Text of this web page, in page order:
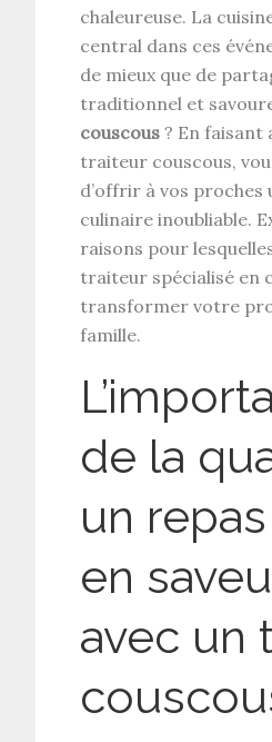
chaleureuse. La
central dans ces
de mieux que de
traditionnel et
couscous ? En faisant
traiteur couscous,
d’offrir à vos proches
culinaire inoubliable.
raisons pour
traiteur spécialisé en
transformer votre
famille.
de la
un
en
avec un